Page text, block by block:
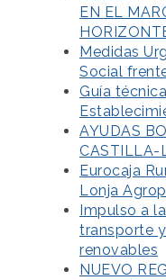
EN EL
Medidas
Social
Guía
AYUDAS
CASTILLA-
Eurocaja
Lonja
Impulso a
transporte
renovables
NUEVO